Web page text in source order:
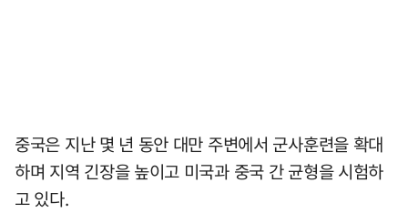
중국은 지난 몇 년 동안 대만 주변에서 군사훈련을 확대
하며 지역 긴장을 높이고 미국과 중국 간 균형을 시험하
고 있다.